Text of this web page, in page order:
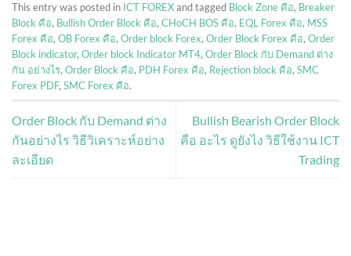
This entry was posted in ICT FOREXand tagged Block Zone คือ, Breaker
Block คือ, Bullish Order Block คือ, CHoCH BOS คือ, EQL Forex คือ, MSS
Forex คือ, OB Forex คือ, Order block Forex, Order Block Forex คือ, Order
Block indicator, Order block Indicator MT4, Order Block กับ Demand ต่าง
กัน อย่างไร, Order Block คือ, PDH Forex คือ, Rejection block คือ, SMC
Forex PDF, SMC Forex คือ.
Order Block กับ Demand ต่าง
กันอย่างไร วิธีวิเคราะห์อย่าง
ละเอียด
Bullish Bearish Order Block
คือ อะไร ดูยังไง วิธีใช้งาน ICT
Trading